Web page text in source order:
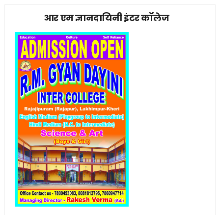
आर एम ज्ञानदायिनी इंटर कॉलेज